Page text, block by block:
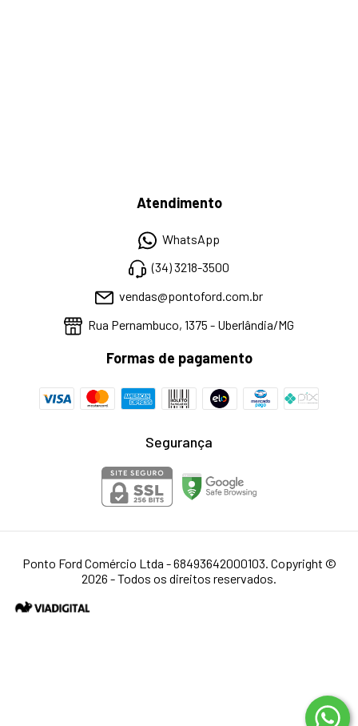
Atendimento
WhatsApp
(34) 3218-3500
vendas@pontoford.com.br
Rua Pernambuco, 1375 - Uberlândia/MG
Formas de pagamento
Segurança
Ponto Ford Comércio Ltda - 68493642000103. Copyright ©
2026 - Todos os direitos reservados.